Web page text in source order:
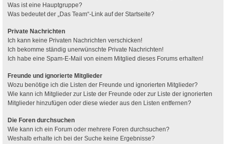
Was ist eine Hauptgruppe?
Was bedeutet der „Das Team“-Link auf der Startseite?
Private Nachrichten
Ich kann keine Privaten Nachrichten verschicken!
Ich bekomme ständig unerwünschte Private Nachrichten!
Ich habe eine Spam-E-Mail von einem Mitglied dieses Forums erhalten!
Freunde und ignorierte Mitglieder
Wozu benötige ich die Listen der Freunde und ignorierten Mitglieder?
Wie kann ich Mitglieder zur Liste der Freunde oder zur Liste der ignorierten
Mitglieder hinzufügen oder diese wieder aus den Listen entfernen?
Die Foren durchsuchen
Wie kann ich ein Forum oder mehrere Foren durchsuchen?
Weshalb erhalte ich bei der Suche keine Ergebnisse?